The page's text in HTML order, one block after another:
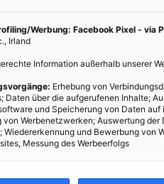
Werbung: Facebook Pixel - via
Irland
Information außerhalb unserer
Erhebung von
Daten über die aufgerufenen Inhalte;
und Speicherung von Daten auf
von Werbenetzwerken; Auswertung der
Wiedererkennung und Bewerbung von
Messung des Werbeerfolgs